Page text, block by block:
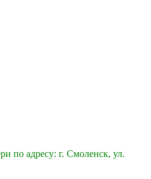
по адресу: г. Смоленск, ул.